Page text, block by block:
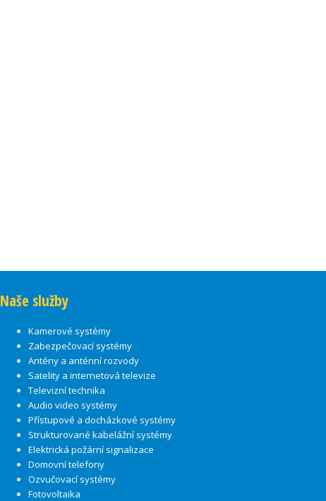
Naše služby
Kamerové systémy
Zabezpečovací systémy
Antény a anténní rozvody
Satelity a internetová televize
Televizní technika
Audio video systémy
Přístupové a docházkové systémy
Strukturované kabelážní systémy
Elektrická požární signalizace
Domovní telefony
Ozvučovací systémy
Fotovoltaika